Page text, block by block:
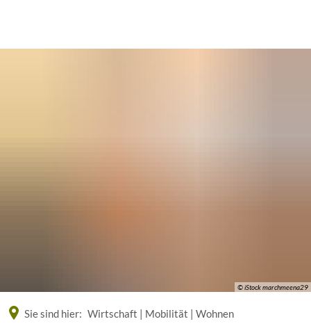
© iStock marchmeena29
Sie sind hier: Wirtschaft | Mobilität | Wohnen